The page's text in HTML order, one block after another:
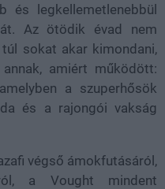
és legkellemetlenebbül
Az ötödik évad nem
sokat akar kimondani,
amiért működött:
a szuperhősök
és a rajongói vakság
végső ámokfutásáról,
a Vought mindent